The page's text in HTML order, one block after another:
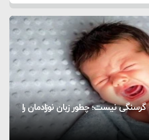
داریم
حملات جدید علیه ایران را صادر کرد
متخلف مورد اصابت قرار گرفته و
توافق تاریخی برای خلع سلاح کامل
به همتای بلغارستانی به دلیل کمک
در حملات به ایران
که به متجاوزان کمک می کنند پاسخ
گرفت
تجاوز جدید به ایران را اعلام کرد
نیست؛ چطور زبان نوزادمان را
بر سلامت نوزاد تأثیر بگذارد